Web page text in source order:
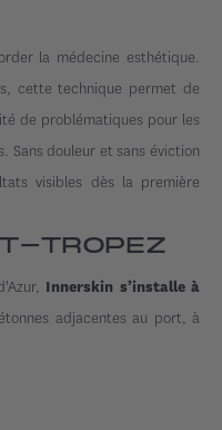
la médecine esthétique.
cette technique permet de
de problématiques pour les
Sans douleur et sans éviction
visibles dès la première
TROPEZ
Innerskin s’installe à
adjacentes au port, à